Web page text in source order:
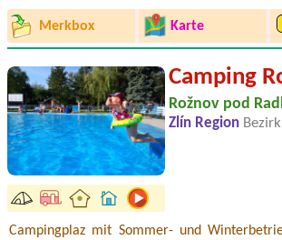
Merkbox Karte
Camping
Rožnov pod
Zlín Region Bezirk
Campingplaz mit Sommer- und